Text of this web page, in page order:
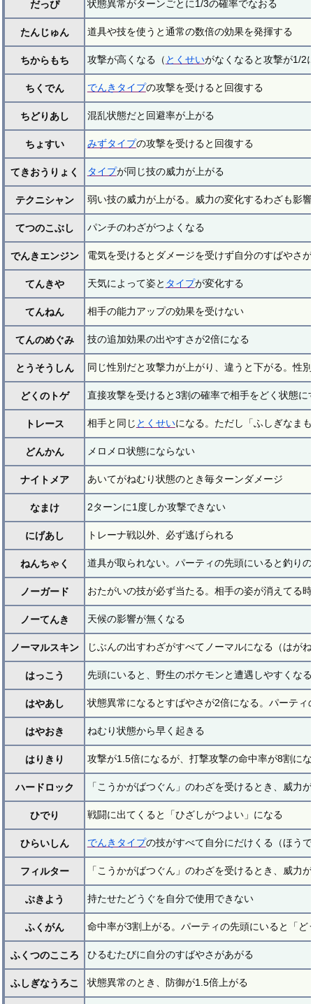
だっぴ 状態異常がターンごとに1/3の確率でなおる
たんじゅん 道具や技を使うと通常の数倍の効果を発揮する
ちからもち 攻撃が高くなる（ とくせいがなくなると攻撃が1/2
ちくでん でんきタイプの攻撃を受けると回復する
ちどりあし 混乱状態だと回避率が上がる
ちょすい みずタイプの攻撃を受けると回復する
てきおうりょく タイプが同じ技の威力が上がる
テクニシャン 弱い技の威力が上がる。威力の変化するわざも影
てつのこぶし パンチのわざがつよくなる
でんきエンジン 電気を受けるとダメージを受けず自分のすばやさ
てんきや 天気によって姿と タイプが変化する
てんねん 相手の能力アップの効果を受けない
てんのめぐみ 技の追加効果の出やすさが2倍になる
とうそうしん 同じ性別だと攻撃力が上がり、違うと下がる。性
どくのトゲ 直接攻撃を受けると3割の確率で相手をどく状態に
トレース 相手と同じ とくせいになる。ただし「ふしぎなま
どんかん メロメロ状態にならない
ナイトメア あいてがねむり状態のとき毎ターンダメージ
なまけ 2ターンに1度しか攻撃できない
にげあし トレーナ戦以外、必ず逃げられる
ねんちゃく 道具が取られない。パーティの先頭にいると釣り
ノーガード おたがいの技が必ず当たる。相手の姿が消えてる
ノーてんき 天候の影響が無くなる
ノーマルスキン じぶんの出すわざがすべてノーマルになる（はが
はっこう 先頭にいると、野生のポケモンと遭遇しやすくなる
はやあし 状態異常になるとすばやさが2倍になる。パーテ
はやおき ねむり状態から早く起きる
はりきり 攻撃が1.5倍になるが、打撃攻撃の命中率が8割に
ハードロック 「こうかがばつぐん」のわざを受けるとき、威力
ひでり 戦闘に出てくると「ひざしがつよい」になる
ひらいしん でんきタイプの技がすべて自分にだけくる（ほう
フィルター 「こうかがばつぐん」のわざを受けるとき、威力
ぶきよう 持たせたどうぐを自分で使用できない
ふくがん 命中率が3割上がる。パーティの先頭にいると「
ふくつのこころ ひるむたびに自分のすばやさがあがる
ふしぎなうろこ 状態異常のとき、防御が1.5倍上がる